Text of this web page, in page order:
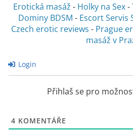
Erotická masáž - Holky na Sex-
Dominy BDSM - Escort Servis
Czech erotic reviews - Prague
masáž v
Login
Přihlaš se pro
4 KOMENTÁŘE